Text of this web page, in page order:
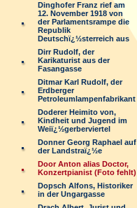
Dinghofer Franz rief am
12. November 1918 von
der Parlamentsrampe die
Republik
Deutschï¿½sterreich aus
Dirr Rudolf, der
Karikaturist aus der
Fasangasse
Ditmar Karl Rudolf, der
Erdberger
Petroleumlampenfabrikant
Doderer Heimito von,
Kindheit und Jugend im
Weiï¿½gerberviertel
Donner Georg Raphael auf
der Landstraï¿½e
Door Anton alias Doctor,
Konzertpianist (Foto fehlt)
Dopsch Alfons, Historiker
in der Ungargasse